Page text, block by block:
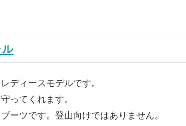
ディースモデルです。
ってくれます。
ーツです。登山向けではありません。